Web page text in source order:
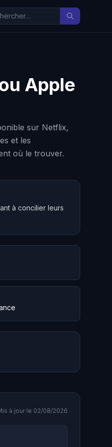
Apple
sur Netflix,
et les
où le trouver.
à concilier leurs
à jour le 02/08/2026